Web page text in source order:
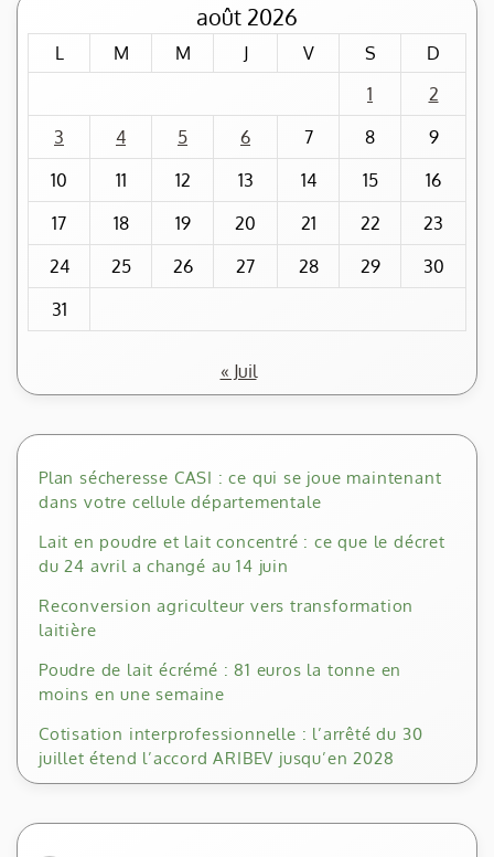
août 2026
L M M J V S
D
1
2
3
4 5 6 7 8
9
10
11 12 13 14 15
16
17
18 19 20 21 22
23
24
25 26 27 28 29
30
31
« Juil
Plan sécheresse CASI : ce qui se joue maintenant
dans votre cellule départementale
Lait en poudre et lait concentré : ce que le décret
du 24 avril a changé au 14 juin
Reconversion agriculteur vers transformation
laitière
Poudre de lait écrémé : 81 euros la tonne en
moins en une semaine
Cotisation interprofessionnelle : l’arrêté du 30
juillet étend l’accord ARIBEV jusqu’en 2028